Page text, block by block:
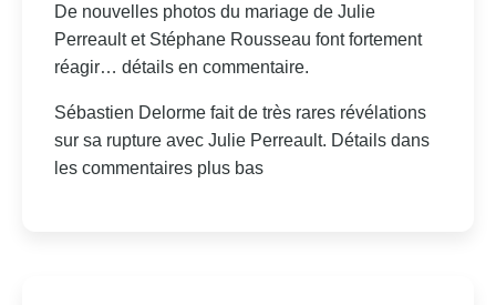
De nouvelles photos du mariage de Julie
Perreault et Stéphane Rousseau font fortement
réagir… détails en commentaire.
Sébastien Delorme fait de très rares révélations
sur sa rupture avec Julie Perreault. Détails dans
les commentaires plus bas